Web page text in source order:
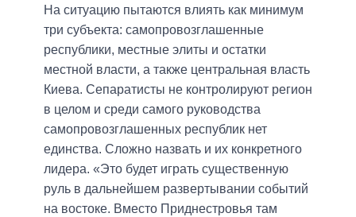
На ситуацию пытаются влиять как минимум
три субъекта: самопровозглашенные
республики, местные элиты и остатки
местной власти, а также центральная власть
Киева. Сепаратисты не контролируют регион
в целом и среди самого руководства
самопровозглашенных республик нет
единства. Сложно назвать и их конкретного
лидера. «Это будет играть существенную
руль в дальнейшем развертывании событий
на востоке. Вместо Приднестровья там